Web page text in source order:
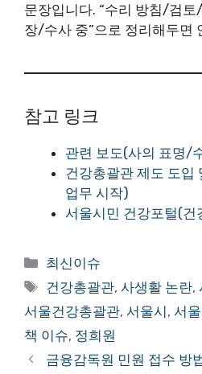
문장입니다. “수리 방침/검토
장/수사 중”으로 정리해두면
참고 링크
관련 보도(사의 표명/
건강총괄관 제도 도
업무 시작)
서울시민 건강포털(건
카
테
리
최신이슈
태
그
건강총괄관,사생활 논란,
서울건강총괄관, 서울시, 서
책 이슈, 정희원
금융감독원 민원 접수 방